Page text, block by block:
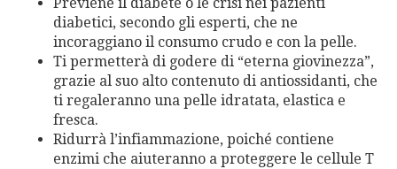
Previene il diabete o le crisi nei pazienti
diabetici, secondo gli esperti, che ne
incoraggiano il consumo crudo e con la pelle.
Ti permetterà di godere di “eterna giovinezza”,
grazie al suo alto contenuto di antiossidanti, che
ti regaleranno una pelle idratata, elastica e
fresca.
Ridurrà l’infiammazione, poiché contiene
enzimi che aiuteranno a proteggere le cellule T